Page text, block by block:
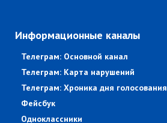
Информационные каналы
Телеграм: Основной канал
Телеграм: Карта нарушений
Телеграм: Хроника дня голосования
Фейсбук
Одноклассники